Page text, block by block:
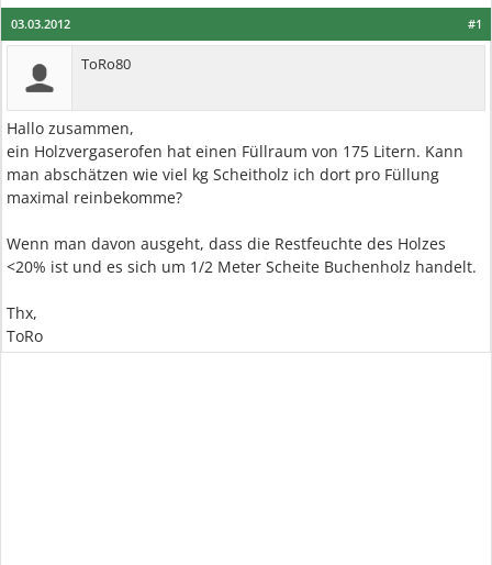
#1
03.03.2012
ToRo80
Hallo zusammen,
ein Holzvergaserofen hat einen Füllraum von 175 Litern. Kann
man abschätzen wie viel kg Scheitholz ich dort pro Füllung
maximal reinbekomme?
Wenn man davon ausgeht, dass die Restfeuchte des Holzes
<20% ist und es sich um 1/2 Meter Scheite Buchenholz handelt.
Thx,
ToRo